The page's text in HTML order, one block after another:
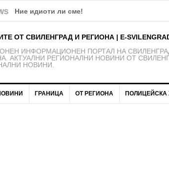
Ние идиоти ли сме!
ОТ СВИЛЕНГРАД И РЕГИОНА | E-
ИНФОРМАЦИОНЕН ПОРТАЛ НА
АКТУАЛНИ РЕГИОНАЛНИ НОВИНИ ОТ
НОВИНИ.
ГРАНИЦА ОТ РЕГИОНА ПОЛИЦЕЙСКА